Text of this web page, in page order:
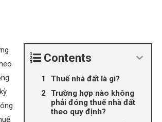
Contents
Thuế nhà đất là gì?
Trường hợp nào không
phải đóng thuế nhà đất
theo quy định?